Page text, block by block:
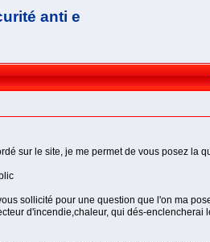
anti e
sur le site, je me permet de vous posez
sollicité pour une question que l'on ma
d'incendie,chaleur, qui dés-